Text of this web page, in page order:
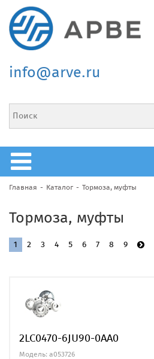
info@arve.ru
Главная Каталог Тормоза, муфты
Тормоза, муфты
1 2 3 4 5 6 7 8 9
2LC0470-6JU90-0AA0
Модель: a053726